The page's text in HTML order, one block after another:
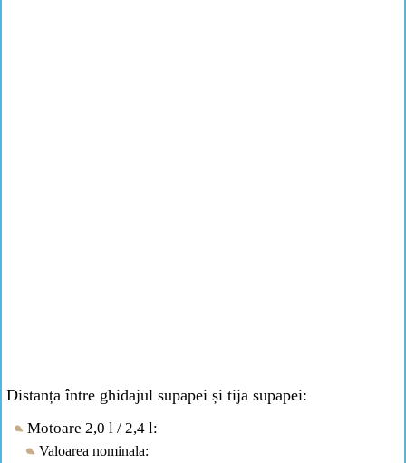
Distanța între ghidajul supapei și tija supapei:
Motoare 2,0 l / 2,4 l:
Valoarea nominala: